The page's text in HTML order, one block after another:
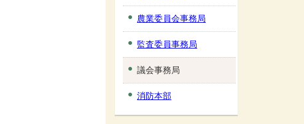
農業委員会事務局
監査委員事務局
議会事務局
消防本部